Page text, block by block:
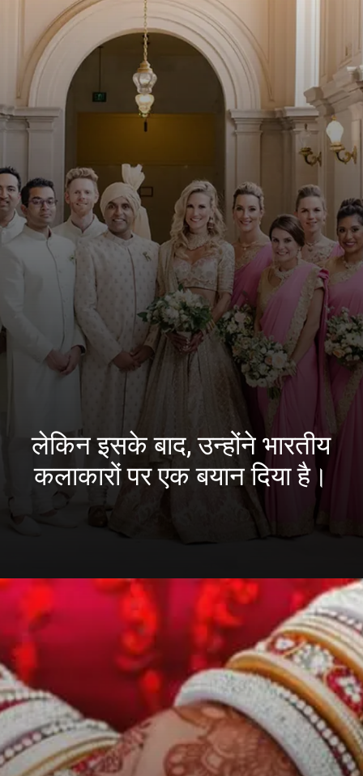
लेकिन इसके बाद, उन्होंने भारतीय
कलाकारों पर एक बयान दिया है।